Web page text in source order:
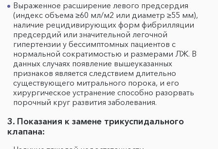
Выраженное расширение левого предсердия
(индекс объема ≥60 мл/м2 или диаметр ≥55 мм),
наличие рецидивирующих форм фибрилляции
предсердий или значительной легочной
гипертензии у бессимптомных пациентов с
нормальной сократимостью и размерами ЛЖ. В
данных случаях появление вышеуказанных
признаков является следствием длительно
существующего митрального порока, и его
хирургическое устранение способно разорвать
порочный круг развития заболевания.
3. Показания к замене трикуспидального
клапана: